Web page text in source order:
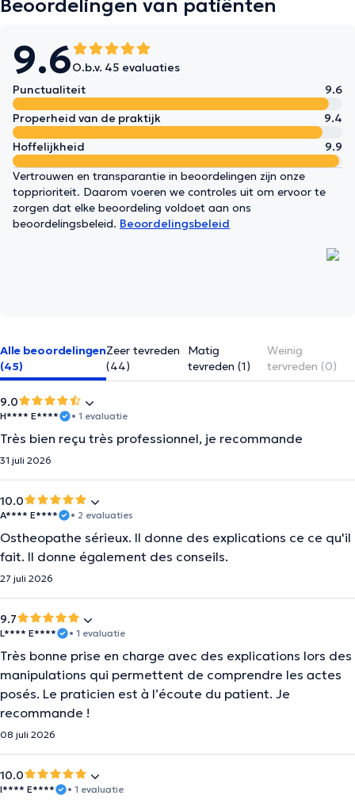
Beoordelingen van patiënten
9.6O.b.v. 45 evaluaties
Punctualiteit
9.6
Properheid van de praktijk
9.4
Hoffelijkheid
9.9
Vertrouwen en transparantie in beoordelingen zijn onze
topprioriteit. Daarom voeren we controles uit om ervoor te
zorgen dat elke beoordeling voldoet aan ons
beoordelingsbeleid. Beoordelingsbeleid
Alle beoordelingen
(45)
Zeer tevreden
(44)
Matig
tevreden (1)
Weinig
tervreden (0)
9.0
H**** E**** • 1 evaluatie
Très bien reçu très professionnel, je recommande
31 juli 2026
10.0
A**** E**** • 2 evaluaties
Ostheopathe sérieux. Il donne des explications ce ce qu'il
fait. Il donne également des conseils.
27 juli 2026
9.7
L**** E**** • 1 evaluatie
Très bonne prise en charge avec des explications lors des
manipulations qui permettent de comprendre les actes
posés. Le praticien est à l’écoute du patient. Je
recommande !
08 juli 2026
10.0
I**** E**** • 1 evaluatie